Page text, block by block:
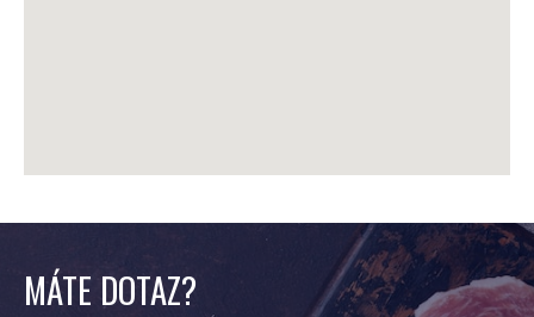
MÁTE DOTAZ?